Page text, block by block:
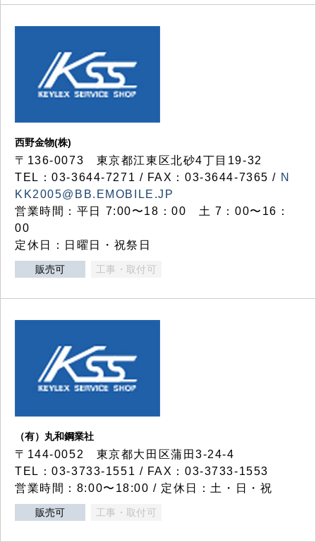
西野金物(株)
〒136-0073 東京都江東区北砂4丁目19-32
TEL：03‐3644‐7271 / FAX：03-3644-7365 / N
KK2005@BB.EMOBILE.JP
営業時間：平日 7:00〜18：00 土 7：00〜16：
00
定休日：日曜日・祝祭日
販売可 工事・取付可
（有）丸和鋼業社
〒144-0052 東京都大田区蒲田3-24-4
TEL：03-3733-1551 / FAX：03-3733-1553
営業時間：8:00〜18:00 / 定休日：土・日・祝
販売可 工事・取付可